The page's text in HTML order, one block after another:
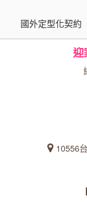
國外定型化契約
迎
10556